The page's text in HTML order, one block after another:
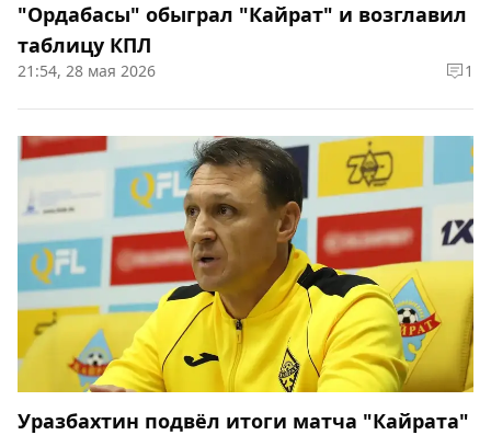
"Ордабасы" обыграл "Кайрат" и возглавил
таблицу КПЛ
21:54, 28 мая 2026 1
Уразбахтин подвёл итоги матча "Кайрата"